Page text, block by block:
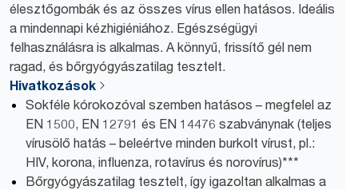
élesztőgombák és az összes vírus ellen hatásos. Ideális
a mindennapi kézhigiéniához. Egészségügyi
felhasználásra is alkalmas. A könnyű, frissítő gél nem
ragad, és bőrgyógyászatilag tesztelt.
Hivatkozások
Sokféle kórokozóval szemben hatásos – megfelel az
EN 1500, EN 12791 és EN 14476 szabványnak (teljes
vírusölő hatás – beleértve minden burkolt vírust, pl.:
HIV, korona, influenza, rotavírus és norovírus)***
Bőrgyógyászatilag tesztelt, így igazoltan alkalmas a